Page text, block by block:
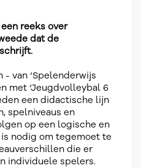
reeks over
dat de
van ‘Spelenderwijs
met ‘Jeugdvolleybal 6
een didactische lijn
spelniveaus en
op een logische en
nodig om tegemoet te
die er
individuele spelers.